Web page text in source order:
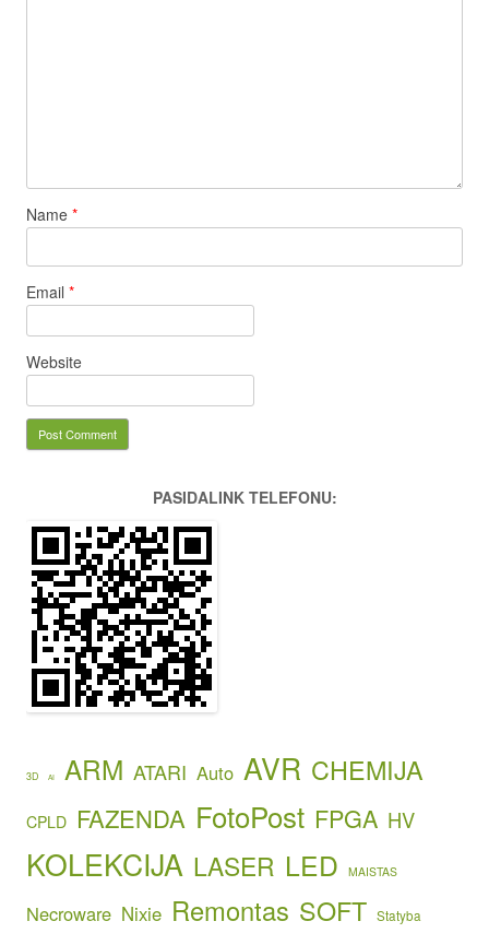
Name *
Email *
Website
PASIDALINK TELEFONU:
3D AI ARM ATARI Auto AVR CHEMIJA
CPLD FAZENDA FotoPost FPGA HV
KOLEKCIJA LASER LED MAISTAS
Necroware Nixie Remontas SOFT Statyba